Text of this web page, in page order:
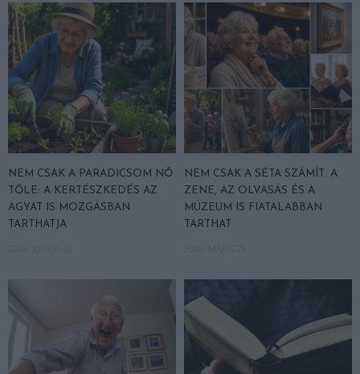
NEM CSAK A PARADICSOM NŐ
TŐLE: A KERTÉSZKEDÉS AZ
AGYAT IS MOZGÁSBAN
TARTHATJA
NEM CSAK A SÉTA SZÁMÍT: A
ZENE, AZ OLVASÁS ÉS A
MÚZEUM IS FIATALABBAN
TARTHAT